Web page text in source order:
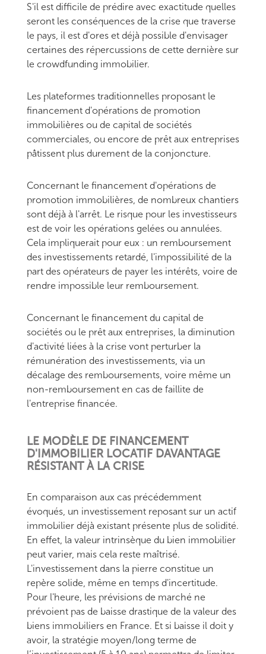
S'il est difficile de prédire avec exactitude quelles
seront les conséquences de la crise que traverse
le pays, il est d'ores et déjà possible d'envisager
certaines des répercussions de cette dernière sur
le crowdfunding immobilier.
Les plateformes traditionnelles proposant le
financement d'opérations de promotion
immobilières ou de capital de sociétés
commerciales, ou encore de prêt aux entreprises
pâtissent plus durement de la conjoncture.
Concernant le financement d'opérations de
promotion immobilières, de nombreux chantiers
sont déjà à l'arrêt. Le risque pour les investisseurs
est de voir les opérations gelées ou annulées.
Cela impliquerait pour eux : un remboursement
des investissements retardé, l'impossibilité de la
part des opérateurs de payer les intérêts, voire de
rendre impossible leur remboursement.
Concernant le financement du capital de
sociétés ou le prêt aux entreprises, la diminution
d'activité liées à la crise vont perturber la
rémunération des investissements, via un
décalage des remboursements, voire même un
non-remboursement en cas de faillite de
l'entreprise financée.
LE MODÈLE DE FINANCEMENT
D'IMMOBILIER LOCATIF DAVANTAGE
RÉSISTANT À LA CRISE
En comparaison aux cas précédemment
évoqués, un investissement reposant sur un actif
immobilier déjà existant présente plus de solidité.
En effet, la valeur intrinsèque du bien immobilier
peut varier, mais cela reste maîtrisé.
L'investissement dans la pierre constitue un
repère solide, même en temps d'incertitude.
Pour l'heure, les prévisions de marché ne
prévoient pas de baisse drastique de la valeur des
biens immobiliers en France. Et si baisse il doit y
avoir, la stratégie moyen/long terme de